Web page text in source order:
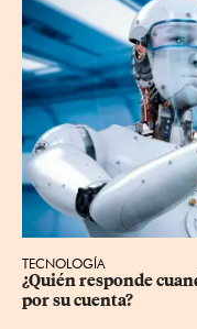
TECNOLOGÍA
¿Quién responde
por su cuenta?